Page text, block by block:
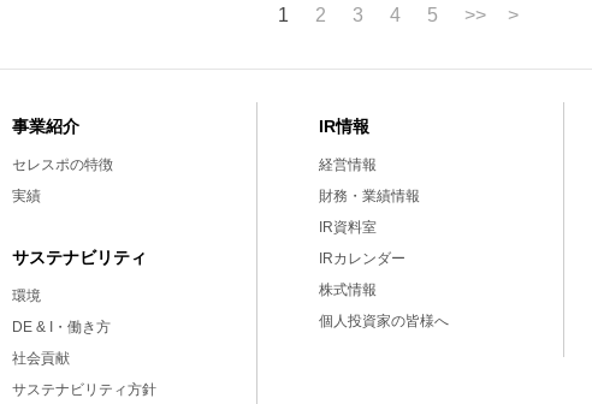
1 2 3 4 5 >> >
事業紹介
セレスポの特徴
実績
サステナビリティ
環境
DE & I・働き方
社会貢献
サステナビリティ方針
IR情報
経営情報
財務・業績情報
IR資料室
IRカレンダー
株式情報
個人投資家の皆様へ